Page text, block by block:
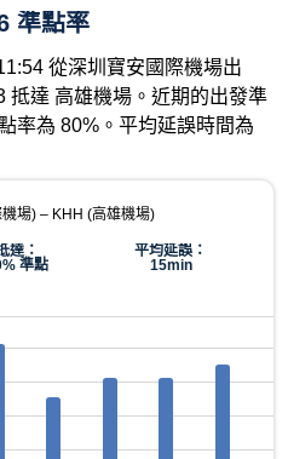
準點率
從深圳寶安國際機場出
抵達 高雄機場。近期的出發準
率為 80%。平均延誤時間為
場) – KHH (高雄機場)
達：
準點
平均延誤：
15min